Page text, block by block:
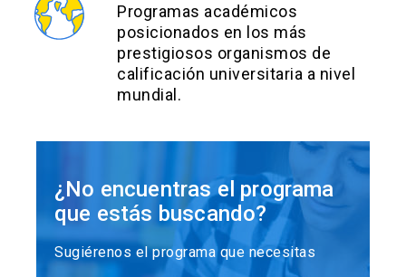
Programas académicos
posicionados en los más
prestigiosos organismos de
calificación universitaria a nivel
mundial.
¿No encuentras el programa
que estás buscando?
Sugiérenos el programa que necesitas